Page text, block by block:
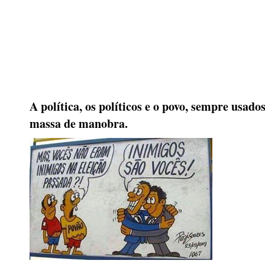
A política, os políticos e o povo, sempre
massa de manobra.